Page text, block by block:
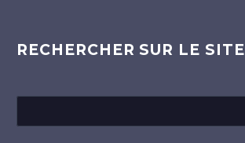
RECHERCHER SUR LE SITE